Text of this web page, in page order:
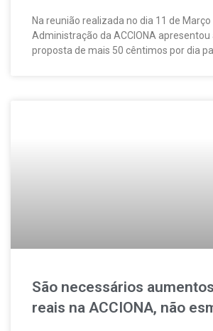
Na reunião realizada no dia 11 de Março
Administração da ACCIONA apresentou
proposta de mais 50 cêntimos por dia
São necessários
reais na ACCIONA, não